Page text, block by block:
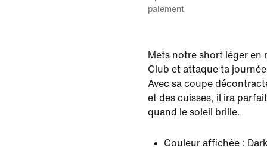
paiement
Mets notre short léger en
Club et attaque ta
Avec sa coupe
et des cuisses, il ira
quand le soleil brille.
Couleur affichée :